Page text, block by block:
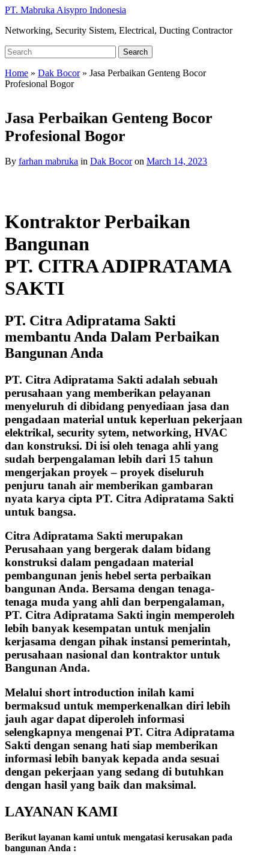
Skip
main
PT. Mabruka Aisypro Indonesia
Networking, Security Sistem, Electrical, Ducting Contractor
Search
for:
Search
Home » Dak Bocor» Jasa Perbaikan Genteng Bocor
Profesional Bogor
Jasa Perbaikan Genteng Bocor
Profesional Bogor
By farhan mabruka in Dak Bocoron March 14, 2023
Kontraktor Perbaikan
Bangunan
PT. CITRA ADIPRATAMA
SAKTI
PT. Citra Adipratama Sakti
membantu Anda Dalam Perbaikan
Bangunan Anda
PT. Citra Adipratama Sakti adalah sebuah
perusahaan yang memberikan pelayanan
menyeluruh di dibidang penyediaan jasa dan
pengadaan material untuk keperluan pekerjaan
elektrikal, security sytem, networking, HVAC
dan konstruksi. Di isi oleh tenaga ahli yang
sudah berpengalaman lebih dari 15 tahun
mengerjakan proyek – proyek diseluruh
penjuru tanah air memberikan gambaran
nyata karya cipta PT. Citra Adipratama Sakti
untuk bangsa.
Citra Adipratama Sakti merupakan
Perusahaan yang bergerak dalam bidang
konstruksi dalam pengadaan material
pembangunan jenis hebel serta perbaikan
bangunan Anda. Bersama dengan tenaga-
tenaga muda yang ahli dan berpengalaman,
PT. Citra Adipratama Sakti ingin memperoleh
lebih banyak kesempatan untuk menjalin
kerjasama dengan pihak instansi pemerintah,
perusahaan nasional dan kontraktor untuk
Bangunan Anda.
Melalui short introduction inilah kami
bermaksud untuk memperkenalkan diri lebih
jauh agar dapat diperoleh informasi
selengkapnya mengenai PT. Citra Adipratama
Sakti dengan senang hati siap memberikan
informasi lebih banyak kepada anda sesuai
dengan pekerjaan yang sedang di butuhkan
dengan hasil yang baik dan maksimal.
LAYANAN KAMI
Berikut layanan kami untuk mengatasi kerusakan pada
bangunan Anda :